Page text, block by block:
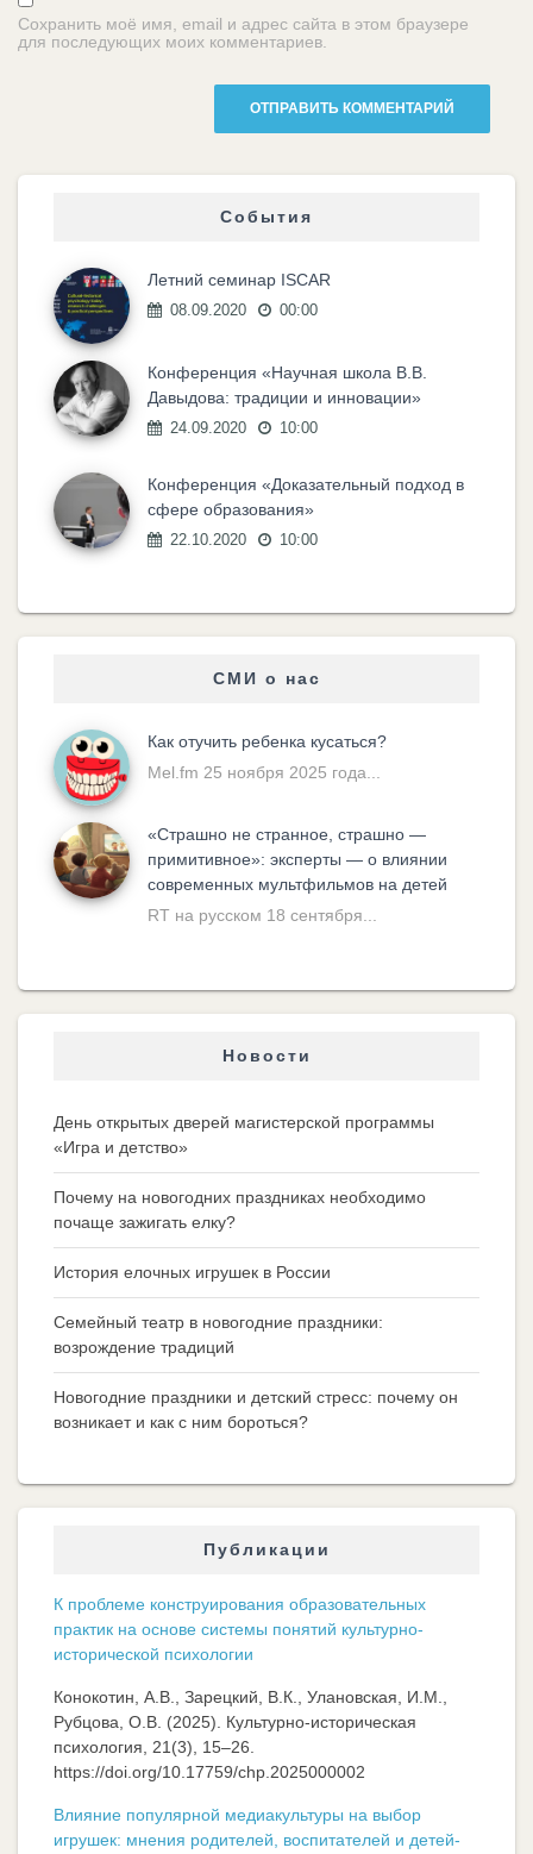
Сохранить моё имя, email и адрес сайта в этом браузере
для последующих моих комментариев.
События
Летний семинар ISCAR
08.09.2020 00:00
Конференция «Научная школа В.В.
Давыдова: традиции и инновации»
24.09.2020 10:00
Конференция «Доказательный подход в
сфере образования»
22.10.2020 10:00
СМИ о нас
Как отучить ребенка кусаться?
Mel.fm 25 ноября 2025 года...
«Cтрашно не странное, страшно —
примитивное»: эксперты — о влиянии
современных мультфильмов на детей
RT на русском 18 сентября...
Новости
День открытых дверей магистерской программы
«Игра и детство»
Почему на новогодних праздниках необходимо
почаще зажигать елку?
История елочных игрушек в России
Семейный театр в новогодние праздники:
возрождение традиций
Новогодние праздники и детский стресс: почему он
возникает и как с ним бороться?
Публикации
К проблеме конструирования образовательных
практик на основе системы понятий культурно-
исторической психологии
Конокотин, А.В., Зарецкий, В.К., Улановская, И.М.,
Рубцова, О.В. (2025). Культурно-историческая
психология, 21(3), 15–26.
https://doi.org/10.17759/chp.2025000002
Влияние популярной медиакультуры на выбор
игрушек: мнения родителей, воспитателей и детей-